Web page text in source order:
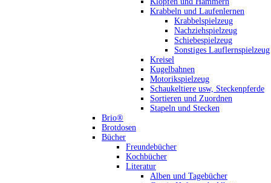
Krabbeln und Laufenlernen
Krabbelspielzeug
Nachziehspielzeug
Schiebespielzeug
Sonstiges Lauflernspielzeug
Kreisel
Kugelbahnen
Motorikspielzeug
Schaukeltiere usw, Steckenpferde
Sortieren und Zuordnen
Stapeln und Stecken
Brio®
Brotdosen
Bücher
Freundebücher
Kochbücher
Literatur
Alben und Tagebücher